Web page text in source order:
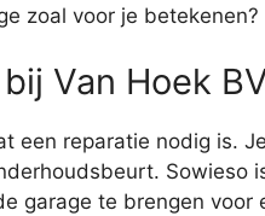
zoal voor je betekenen?
Van Hoek
een reparatie nodig is.
Sowieso
garage te brengen